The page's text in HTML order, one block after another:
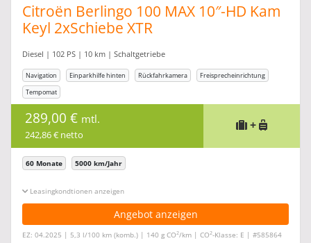
Citroën Berlingo 100 MAX 10″-HD Kam
Keyl 2xSchiebe XTR
Diesel | 102 PS | 10 km | Schaltgetriebe
Navigation Einparkhilfe hinten Rückfahrkamera
Freisprecheinrichtung
Tempomat
289,00 € mtl.
242,86 € netto
+
60 Monate 5000 km/Jahr
Leasingkonditionen ein-/ausblenden
Angebot anzeigen
EZ: 04.2025 | 5,3 l/100 km (komb.) | 140 g CO2/km | CO2-Klasse: E | #585864